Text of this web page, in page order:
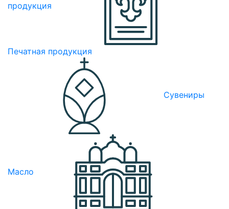
продукция
Печатная продукция
Сувениры
Масло